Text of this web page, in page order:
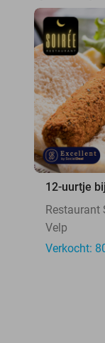
12-uurtje
Restaurant
Velp
Verkocht: